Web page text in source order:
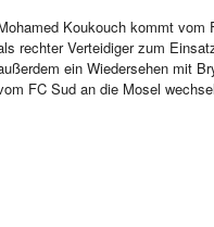
Koukouch kommt vom
rechter Verteidiger zum
ein Wiedersehen mit
FC Sud an die Mosel